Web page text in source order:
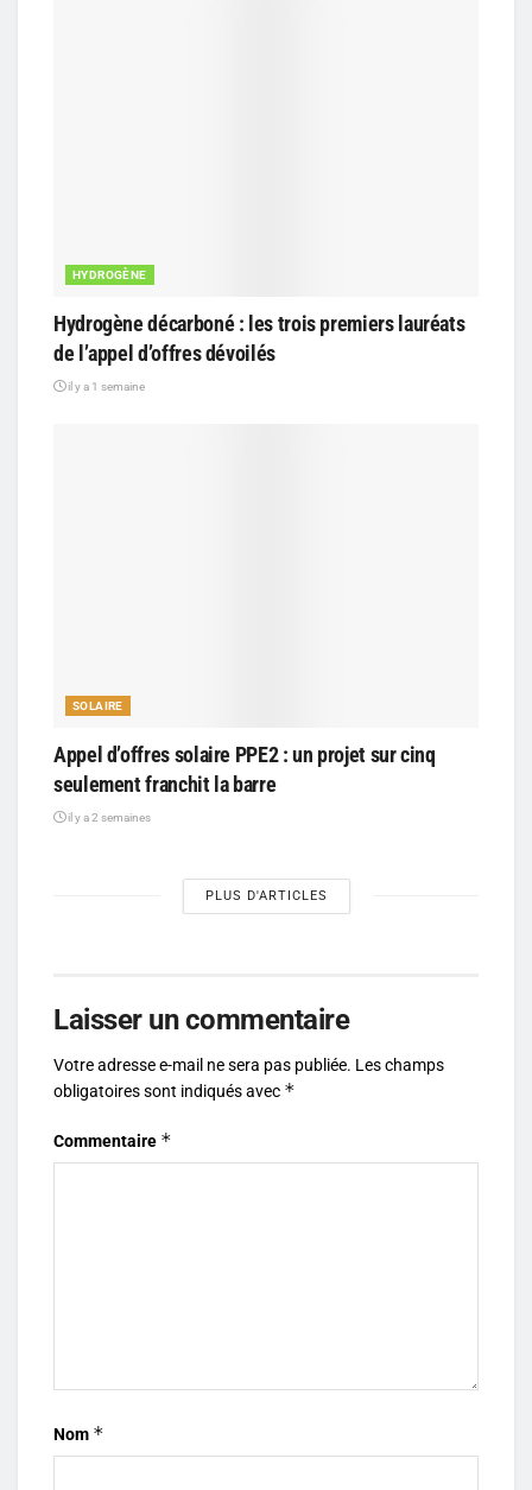
HYDROGÈNE
Hydrogène décarboné : les trois premiers lauréats
de l’appel d’offres dévoilés
il y a 1 semaine
SOLAIRE
Appel d’offres solaire PPE2 : un projet sur cinq
seulement franchit la barre
il y a 2 semaines
PLUS D'ARTICLES
Laisser un commentaire
Votre adresse e-mail ne sera pas publiée. Les champs
obligatoires sont indiqués avec *
Commentaire *
Nom *